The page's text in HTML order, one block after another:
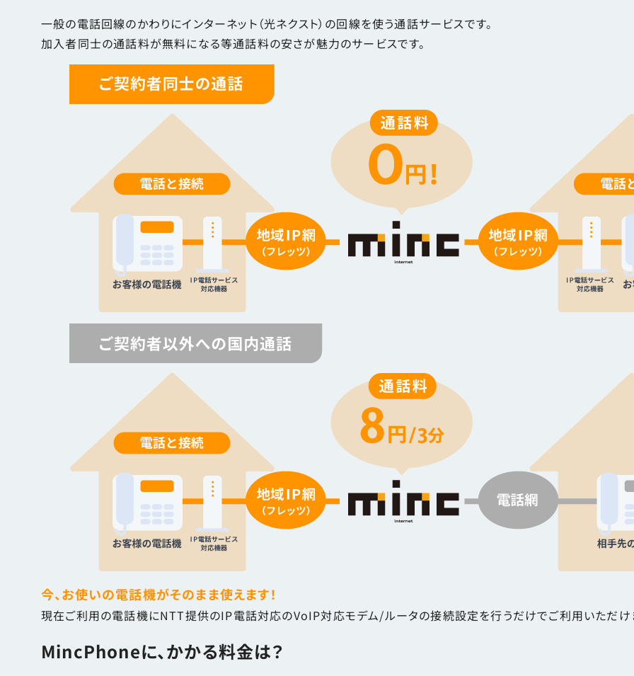
一般の電話回線のかわりにインターネット（光ネクスト）の回線を使う通話サービスです。
加入者同士の通話料が無料になる等通話料の安さが魅力のサービスです。
今、お使いの電話機がそのまま使えます！
現在ご利用の電話機にNTT提供のIP電話対応のVoIP対応モデム/ルータの接続設定を行うだけでご利用いただけ
MincPhoneに、かかる料金は？